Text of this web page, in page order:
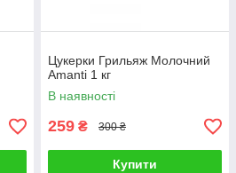
Цукерки Грильяж Молочний
Amanti 1 кг
В наявності
259 ₴ 300 ₴
Купити